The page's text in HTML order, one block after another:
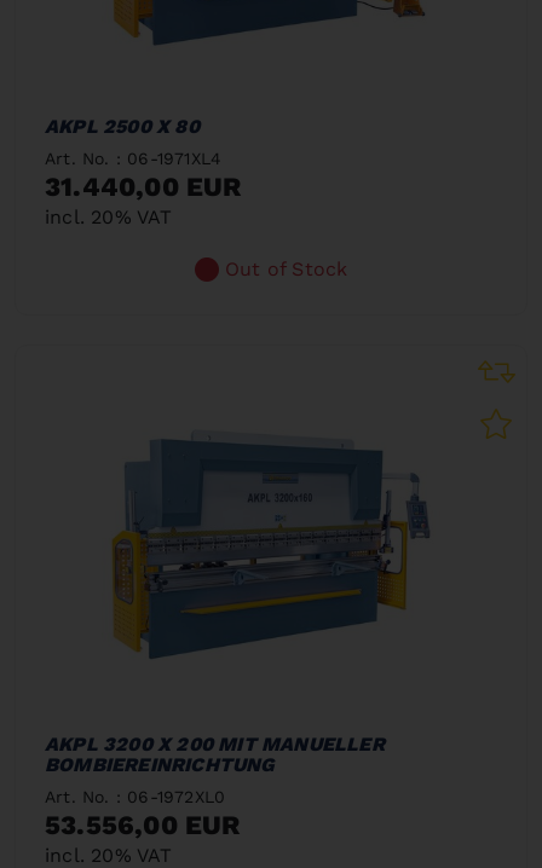
AKPL 2500 X 80
Art. No. : 06-1971XL4
31.440,00 EUR
incl. 20% VAT
Out of Stock
AKPL 3200 X 200 MIT MANUELLER
BOMBIEREINRICHTUNG
Art. No. : 06-1972XL0
53.556,00 EUR
incl. 20% VAT